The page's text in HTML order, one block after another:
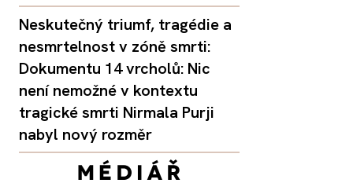
Neskutečný triumf, tragédie a
nesmrtelnost v zóně smrti:
Dokumentu 14 vrcholů: Nic
není nemožné v kontextu
tragické smrti Nirmala Purji
nabyl nový rozměr